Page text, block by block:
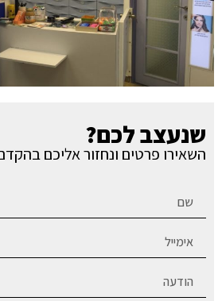
שנעצב לכם?
השאירו פרטים ונחזור אליכם בהקדם